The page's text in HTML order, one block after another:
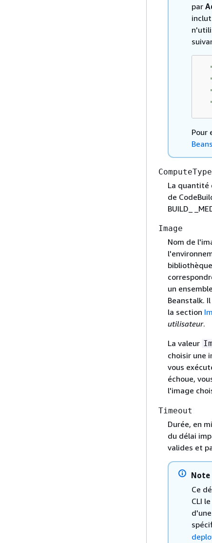
par
Pour
ComputeType
La quantité
de
BUILD_
Image
Nom de
un
Beanstalk.
la section
utilisateur.
La valeur
choisir une
vous
échoue,
l'image
Timeout
Durée, en
du délai
valides et
Note
Ce
CLI